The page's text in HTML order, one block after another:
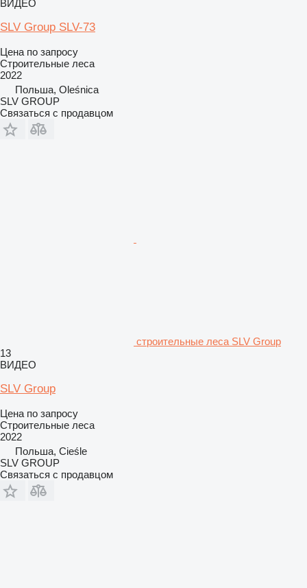
ВИДЕО
SLV Group SLV-73
Цена по запросу
Строительные леса
2022
Польша, Oleśnica
SLV GROUP
Связаться с продавцом
строительные леса SLV Group
13
ВИДЕО
SLV Group
Цена по запросу
Строительные леса
2022
Польша, Cieśle
SLV GROUP
Связаться с продавцом